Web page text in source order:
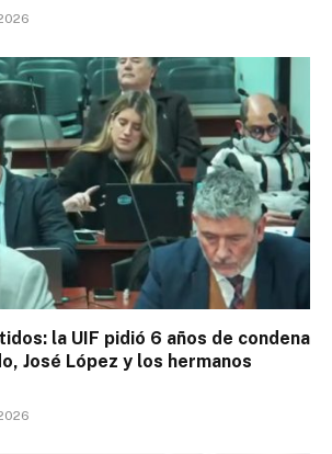
la UIF pidió 6 años de condena
José López y los hermanos